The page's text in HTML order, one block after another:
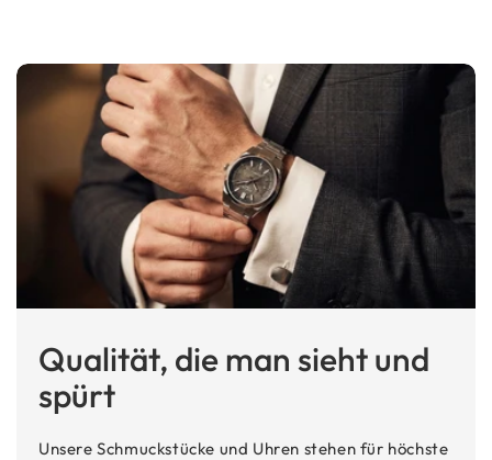
Qualität, die man sieht und
spürt
Unsere Schmuckstücke und Uhren stehen für höchste